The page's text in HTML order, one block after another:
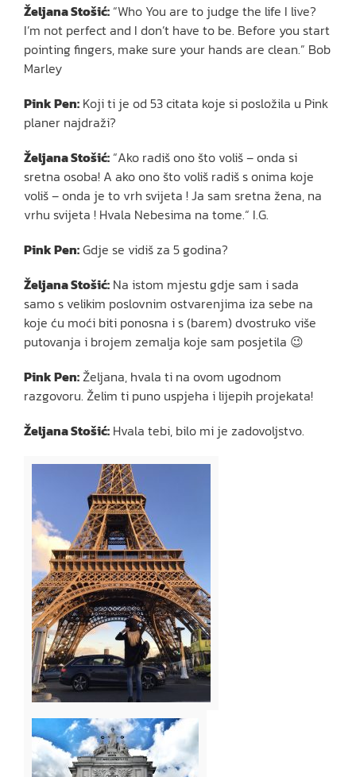
Željana Stošić: “Who You are to judge the life I live?
I’m not perfect and I don’t have to be. Before you start
pointing fingers, make sure your hands are clean.” Bob
Marley
Pink Pen: Koji ti je od 53 citata koje si posložila u Pink
planer najdraži?
Željana Stošić: “Ako radiš ono što voliš – onda si
sretna osoba! A ako ono što voliš radiš s onima koje
voliš – onda je to vrh svijeta ! Ja sam sretna žena, na
vrhu svijeta ! Hvala Nebesima na tome.“ I.G.
Pink Pen:Gdje se vidiš za 5 godina?
Željana Stošić: Na istom mjestu gdje sam i sada
samo s velikim poslovnim ostvarenjima iza sebe na
koje ću moći biti ponosna i s (barem) dvostruko više
putovanja i brojem zemalja koje sam posjetila 😉
Pink Pen:Željana, hvala ti na ovom ugodnom
razgovoru. Želim ti puno uspjeha i lijepih projekata!
Željana Stošić: Hvala tebi, bilo mi je zadovoljstvo.